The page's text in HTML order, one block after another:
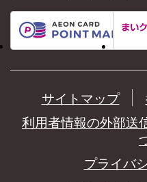
サイトマップ
利用者情報の外部送
プライバ